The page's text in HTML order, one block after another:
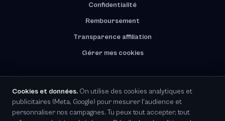
Confidentialité
Remboursement
Transparence affiliation
Gérer mes cookies
RGPD · Représentant UE désigné
Cookies et données. On utilise des cookies analytiques et
publicitaires (Meta, Google) pour mesurer l'audience et
personnaliser nos campagnes. Tu peux tout accepter, tout